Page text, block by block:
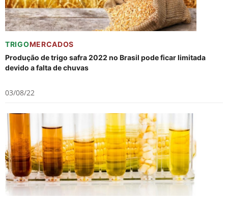
TRIGOMERCADOS
Produção de trigo safra 2022 no Brasil pode ficar limitada
devido a falta de chuvas
03/08/22